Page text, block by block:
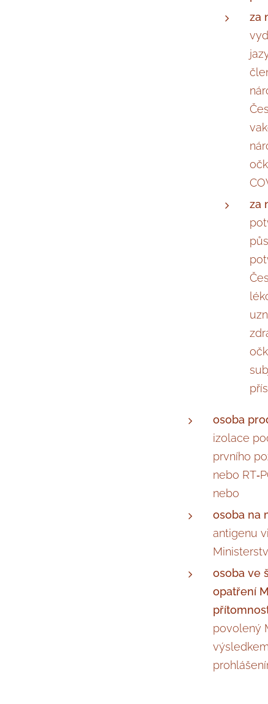
za
za
osoba
izolace
prvního
nebo
nebo
osoba na
antigenu
osoba ve
opatření
povolený